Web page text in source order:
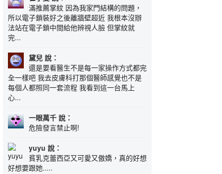
滿推薦掌紋 因為我家門結構的問題，
所以電子鎖裝好之後離牆壁超近 我根本沒辦
法站在電子鎖中間給他辨視人臉 但掌紋就
完...
黛兒 說：
還是要看醫生不是每一家操作方式都完
全一樣吧 我去皮膚科打那個醫師感覺也不是
每個人都照同一套流程 我看到這一台馬上
心...
一眼萬千 說：
危險發言禁止啊!
yuyu 說：
貧乳克蕾西亞又可愛又傲嬌，真的好想
好想要跟她.....